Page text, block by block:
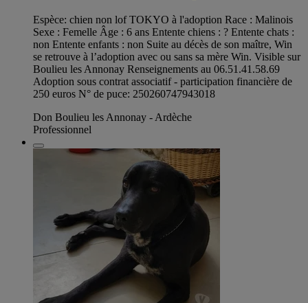
Espèce: chien non lof TOKYO à l'adoption Race : Malinois
Sexe : Femelle Âge : 6 ans Entente chiens : ? Entente chats :
non Entente enfants : non Suite au décès de son maître, Win
se retrouve à l’adoption avec ou sans sa mère Win. Visible sur
Boulieu les Annonay Renseignements au 06.51.41.58.69
Adoption sous contrat associatif - participation financière de
250 euros N° de puce: 250260747943018
Don Boulieu les Annonay - Ardèche
Professionnel